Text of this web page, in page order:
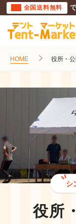
全国送料無料
HOME 役所・
シ
役所